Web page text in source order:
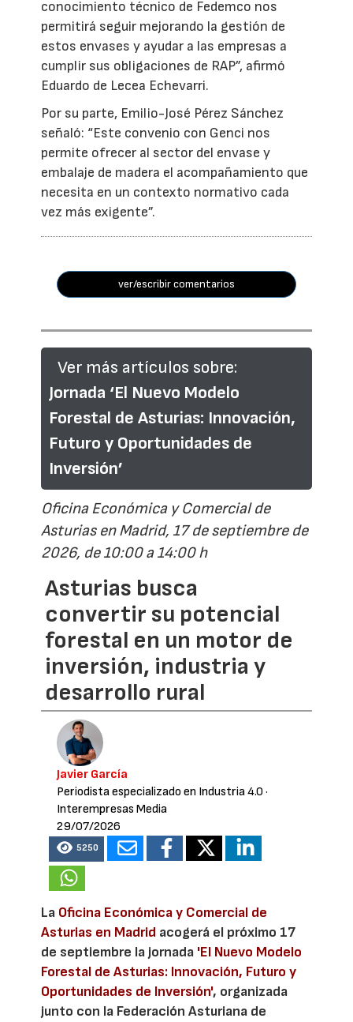
conocimiento técnico de Fedemco nos
permitirá seguir mejorando la gestión de
estos envases y ayudar a las empresas a
cumplir sus obligaciones de RAP”, afirmó
Eduardo de Lecea Echevarri.
Por su parte, Emilio-José Pérez Sánchez
señaló: “Este convenio con Genci nos
permite ofrecer al sector del envase y
embalaje de madera el acompañamiento que
necesita en un contexto normativo cada
vez más exigente”.
ver/escribir comentarios
Ver más artículos sobre:
Jornada ‘El Nuevo Modelo
Forestal de Asturias: Innovación,
Futuro y Oportunidades de
Inversión’
Oficina Económica y Comercial de
Asturias en Madrid, 17 de septiembre de
2026, de 10:00 a 14:00 h
Asturias busca
convertir su potencial
forestal en un motor de
inversión, industria y
desarrollo rural
Javier García
Periodista especializado en Industria 4.0 ·
Interempresas Media
29/07/2026
5250
La Oficina Económica y Comercial de
Asturias en Madrid acogerá el próximo 17
de septiembre la jornada 'El Nuevo Modelo
Forestal de Asturias: Innovación, Futuro y
Oportunidades de Inversión', organizada
junto con la Federación Asturiana de